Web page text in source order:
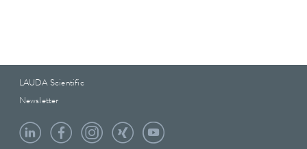
LAUDA Scientific
Newsletter